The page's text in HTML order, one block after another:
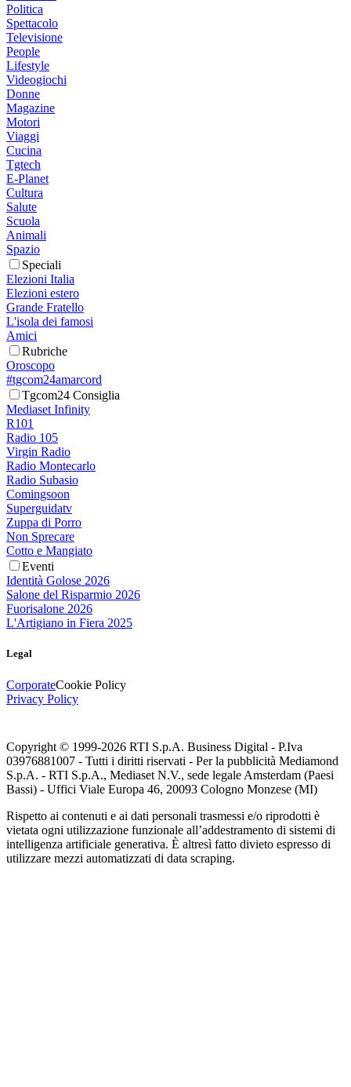
Politica
Spettacolo
Televisione
People
Lifestyle
Videogiochi
Donne
Magazine
Motori
Viaggi
Cucina
Tgtech
E-Planet
Cultura
Salute
Scuola
Animali
Spazio
Speciali
Elezioni Italia
Elezioni estero
Grande Fratello
L'isola dei famosi
Amici
Rubriche
Oroscopo
#tgcom24amarcord
Tgcom24 Consiglia
Mediaset Infinity
R101
Radio 105
Virgin Radio
Radio Montecarlo
Radio Subasio
Comingsoon
Superguidatv
Zuppa di Porro
Non Sprecare
Cotto e Mangiato
Eventi
Identità Golose 2026
Salone del Risparmio 2026
Fuorisalone 2026
L'Artigiano in Fiera 2025
Legal
CorporateCookie Policy
Privacy Policy
Copyright © 1999-2026 RTI S.p.A. Business Digital - P.Iva
03976881007 - Tutti i diritti riservati - Per la pubblicità Mediamond
S.p.A. - RTI S.p.A., Mediaset N.V., sede legale Amsterdam (Paesi
Bassi) - Uffici Viale Europa 46, 20093 Cologno Monzese (MI)
Rispetto ai contenuti e ai dati personali trasmessi e/o riprodotti è
vietata ogni utilizzazione funzionale all’addestramento di sistemi di
intelligenza artificiale generativa. È altresì fatto divieto espresso di
utilizzare mezzi automatizzati di data scraping.